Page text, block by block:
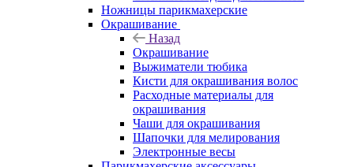
Ножницы парикмахерские
Окрашивание
Назад
Окрашивание
Выжиматели тюбика
Кисти для окрашивания волос
Расходные материалы для
окрашивания
Чаши для окрашивания
Шапочки для мелирования
Электронные весы